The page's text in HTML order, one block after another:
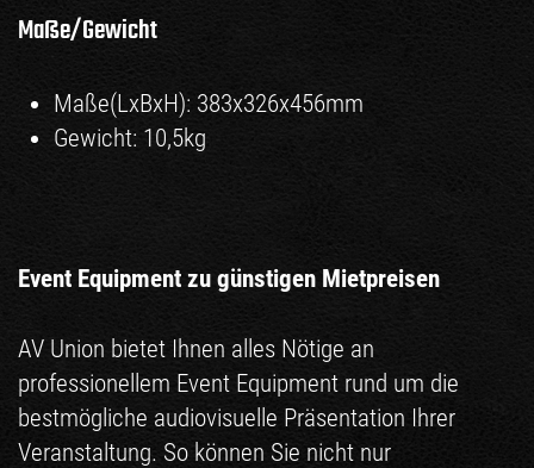
Maße/Gewicht
Maße(LxBxH): 383x326x456mm
Gewicht: 10,5kg
Event Equipment zu günstigen Mietpreisen
AV Union bietet Ihnen alles Nötige an
professionellem Event Equipment rund um die
bestmögliche audiovisuelle Präsentation Ihrer
Veranstaltung. So können Sie nicht nur